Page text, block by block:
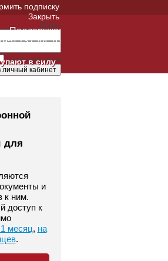
подписку
Закрыть
Войти
Запомнить меня
Поддержка:
737-44-10
в силу
для
и
к ним.
доступ к
месяц, на
.